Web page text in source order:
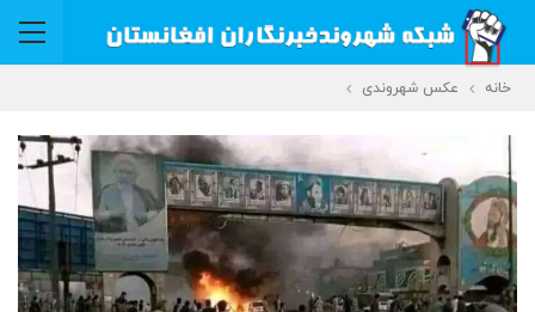
خانه عکس شهروندی